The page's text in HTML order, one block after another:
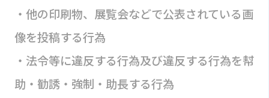
・他の印刷物、展覧会などで公表されている画
像を投稿する行為
・法令等に違反する行為及び違反する行為を幇
助・勧誘・強制・助長する行為